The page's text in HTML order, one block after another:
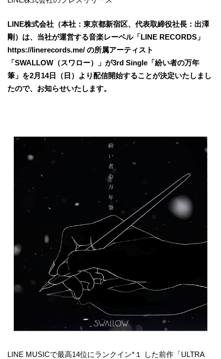
LINE株式会社（本社：東京都新宿区、代表取締役社長：出澤
剛）は、当社が運営する音楽レーベル「LINE RECORDS」
https://linerecords.me/ の所属アーティスト
「SWALLOW（スワロー）」が3rd Single「紛い者の万年
筆」を2月14日（日）より配信開始することが決定いたしまし
たので、お知らせいたします。
LINE MUSICで最高14位にランクイン*１ した前作「ULTRA